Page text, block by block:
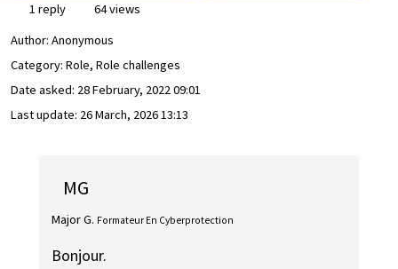
1 reply
64 views
Author: Anonymous
Category: Role, Role challenges
Date asked: 28 February, 2022 09:01
Last update: 26 March, 2026 13:13
MG
Major G. Formateur En Cyberprotection
Bonjour.